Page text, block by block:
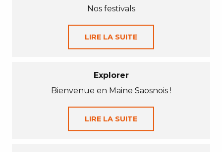
Nos festivals
LIRE LA SUITE
Explorer
Bienvenue en Maine Saosnois !
LIRE LA SUITE